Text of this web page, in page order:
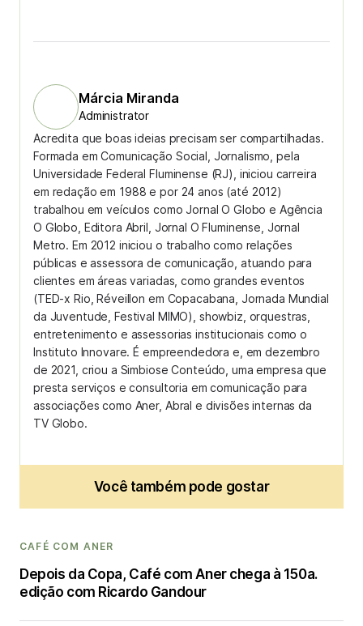
Márcia Miranda
Administrator
Acredita que boas ideias precisam ser compartilhadas.
Formada em Comunicação Social, Jornalismo, pela
Universidade Federal Fluminense (RJ), iniciou carreira
em redação em 1988 e por 24 anos (até 2012)
trabalhou em veículos como Jornal O Globo e Agência
O Globo, Editora Abril, Jornal O Fluminense, Jornal
Metro. Em 2012 iniciou o trabalho como relações
públicas e assessora de comunicação, atuando para
clientes em áreas variadas, como grandes eventos
(TED-x Rio, Réveillon em Copacabana, Jornada Mundial
da Juventude, Festival MIMO), showbiz, orquestras,
entretenimento e assessorias institucionais como o
Instituto Innovare. É empreendedora e, em dezembro
de 2021, criou a Simbiose Conteúdo, uma empresa que
presta serviços e consultoria em comunicação para
associações como Aner, Abral e divisões internas da
TV Globo.
Você também pode gostar
CAFÉ COM ANER
Depois da Copa, Café com Aner chega à 150a.
edição com Ricardo Gandour